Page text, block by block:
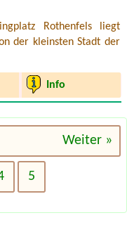
Rothenfels liegt
der kleinsten Stadt der
Info
Weiter »
5
See